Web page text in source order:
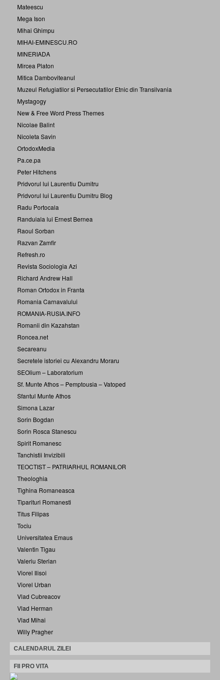
Mateescu
Mega Ison
Mihai Ghimpu
MIHAI-EMINESCU.RO
MINERIADA
Mircea Platon
Mitica Damboviteanul
Muzeul Refugiatilor si Persecutatilor Etnic din Transilvania
Mystagogy
New & Free Word Press Themes
Nicolae Balint
Nicoleta Savin
OrtodoxMedia
Pa.ce.pa
Peter Hitchens
Pridvorul lui Laurentiu Dumitru
Pridvorul lui Laurentiu Dumitru Blog
Radu Portocala
Randuiala lui Ernest Bernea
Raoul Sorban
Razvan Zamfir
Refresh.ro
Revista Sociologia Azi
Richard Andrew Hall
Roman Ortodox in Franta
Romania Carnavalului
ROMANIA-RUSIA.INFO
Romanii din Kazahstan
Roncea.net
Secareanu
Secretele istoriei cu Alexandru Moraru
SEOlium – Laboratorium
Sf. Munte Athos – Pemptousia – Vatoped
Sfantul Munte Athos
Simona Lazar
Sorin Bogdan
Sorin Rosca Stanescu
Spirit Romanesc
Tanchistii Invizibili
TEOCTIST – PATRIARHUL ROMANILOR
Theologhia
Tighina Romaneasca
Tiparituri Romanesti
Titus Filipas
Tociu
Universitatea Emaus
Valentin Tigau
Valeriu Sterian
Viorel Ilisoi
Viorel Urban
Vlad Cubreacov
Vlad Herman
Vlad Mihai
Willy Pragher
CALENDARUL ZILEI
FII PRO VITA